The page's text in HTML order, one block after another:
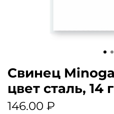
Свинец
цвет сталь, 14
146.00 ₽